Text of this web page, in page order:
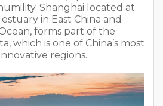
Shanghai located at
in East China and
forms part of the
which is one of China’s most
regions.